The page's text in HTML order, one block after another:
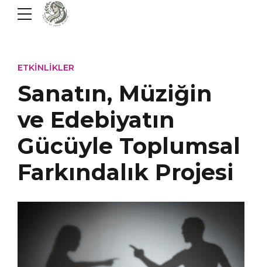
ETKINLIKLER
Sanatın, Müziğin
ve Edebiyatın
Gücüyle Toplumsal
Farkındalık Projesi